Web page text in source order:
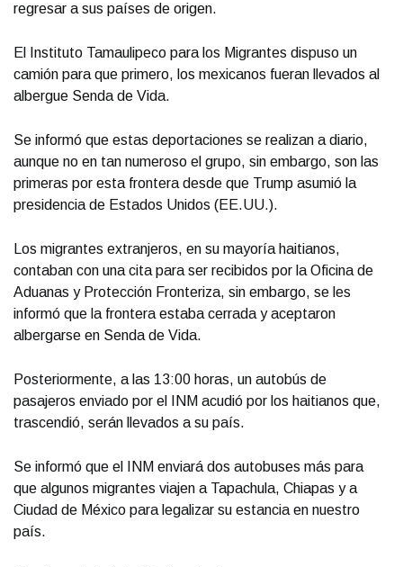
regresar a sus países de origen.
El Instituto Tamaulipeco para los Migrantes dispuso un
camión para que primero, los mexicanos fueran llevados al
albergue Senda de Vida.
Se informó que estas deportaciones se realizan a diario,
aunque no en tan numeroso el grupo, sin embargo, son las
primeras por esta frontera desde que Trump asumió la
presidencia de Estados Unidos (EE.UU.).
Los migrantes extranjeros, en su mayoría haitianos,
contaban con una cita para ser recibidos por la Oficina de
Aduanas y Protección Fronteriza, sin embargo, se les
informó que la frontera estaba cerrada y aceptaron
albergarse en Senda de Vida.
Posteriormente, a las 13:00 horas, un autobús de
pasajeros enviado por el INM acudió por los haitianos que,
trascendió, serán llevados a su país.
Se informó que el INM enviará dos autobuses más para
que algunos migrantes viajen a Tapachula, Chiapas y a
Ciudad de México para legalizar su estancia en nuestro
país.